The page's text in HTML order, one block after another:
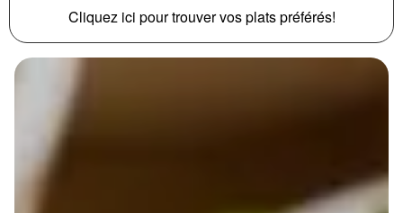
Cliquez ici pour trouver vos plats préférés!